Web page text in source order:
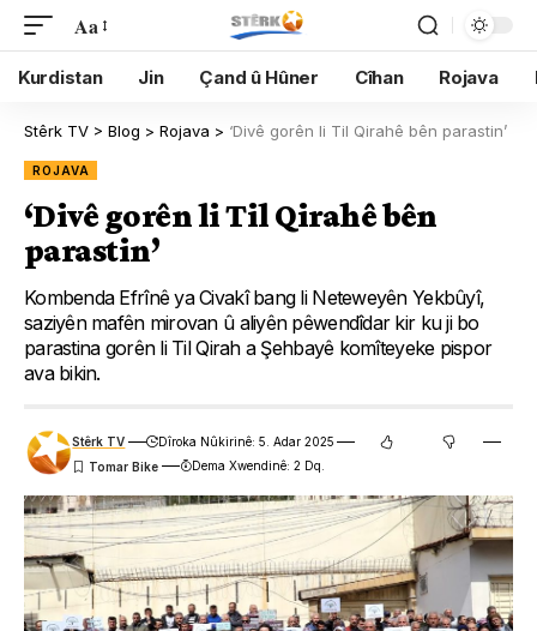
Aa
Kurdistan Jin Çand û Hûner Cîhan Rojava
Stêrk TV > Blog > Rojava > ‘Divê gorên li Til Qirahê bên parastin’
ROJAVA
‘Divê gorên li Til Qirahê bên
parastin’
Kombenda Efrînê ya Civakî bang li Neteweyên Yekbûyî,
saziyên mafên mirovan û aliyên pêwendîdar kir ku ji bo
parastina gorên li Til Qirah a Şehbayê komîteyeke pispor
ava bikin.
Stêrk TV
Dîroka Nûkirinê: 5. Adar 2025
Dema Xwendinê: 2 Dq.